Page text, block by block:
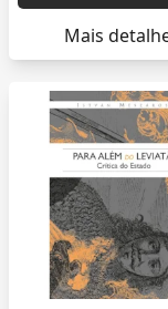
Mais